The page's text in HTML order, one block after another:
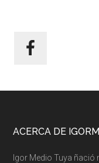
Footer
ACERCA DE
Igor Medio Tuya ñació